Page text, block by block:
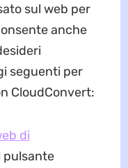
sul web per
anche
seguenti per
CloudConvert:
di
pulsante